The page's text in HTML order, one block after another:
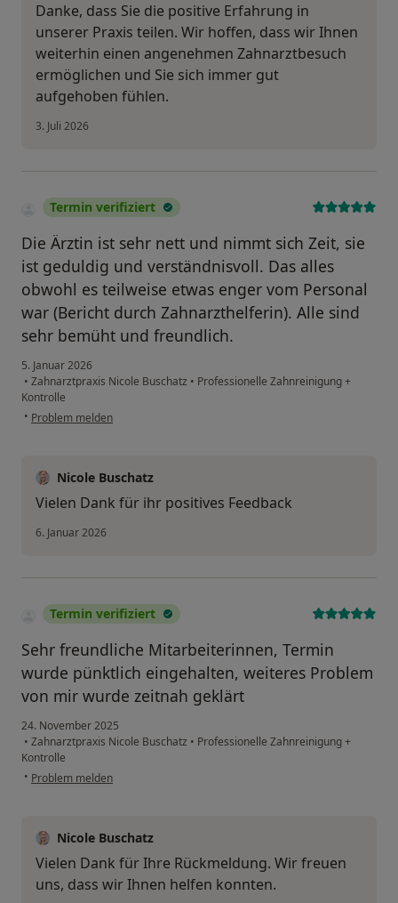
Danke, dass Sie die positive Erfahrung in
unserer Praxis teilen. Wir hoffen, dass wir Ihnen
weiterhin einen angenehmen Zahnarztbesuch
ermöglichen und Sie sich immer gut
aufgehoben fühlen.
3. Juli 2026
Termin verifiziert
Die Ärztin ist sehr nett und nimmt sich Zeit, sie
ist geduldig und verständnisvoll. Das alles
obwohl es teilweise etwas enger vom Personal
war (Bericht durch Zahnarzthelferin). Alle sind
sehr bemüht und freundlich.
5. Januar 2026
• Zahnarztpraxis Nicole Buschatz • Professionelle Zahnreinigung +
Kontrolle
• Problem melden
Nicole Buschatz
Vielen Dank für ihr positives Feedback
6. Januar 2026
Termin verifiziert
Sehr freundliche Mitarbeiterinnen, Termin
wurde pünktlich eingehalten, weiteres Problem
von mir wurde zeitnah geklärt
24. November 2025
• Zahnarztpraxis Nicole Buschatz • Professionelle Zahnreinigung +
Kontrolle
• Problem melden
Nicole Buschatz
Vielen Dank für Ihre Rückmeldung. Wir freuen
uns, dass wir Ihnen helfen konnten.